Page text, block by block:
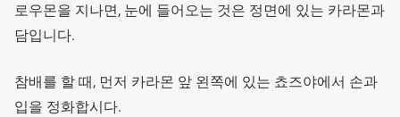
로우몬을 지나면, 눈에 들어오는 것은 정면에 있는 카라몬과
담입니다.
참배를 할 때, 먼저 카라몬 앞 왼쪽에 있는 쵸즈야에서 손과
입을 정화합시다.